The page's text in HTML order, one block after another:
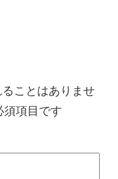
ことはありませ
須項目です